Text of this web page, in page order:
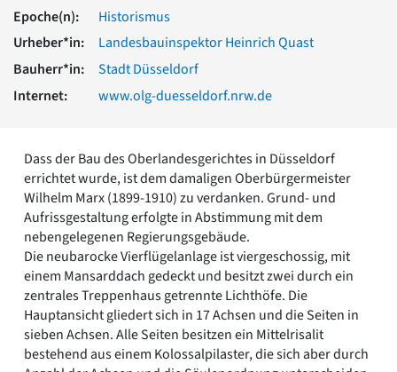
Romanik
Vorromanik
Römische Antike
Über uns
Über baukunst-nrw
Kontakt
Impressum
Datenschutz
Suchbegriff eingeben
Epoche(n):
Historismus
Urheber*in:
Landesbauinspektor Heinrich Quast
Bauherr*in:
Stadt Düsseldorf
Internet:
www.olg-duesseldorf.nrw.de
Dass der Bau des Oberlandesgerichtes in Düsseldorf
errichtet wurde, ist dem damaligen Oberbürgermeister
Wilhelm Marx (1899-1910) zu verdanken. Grund- und
Aufrissgestaltung erfolgte in Abstimmung mit dem
nebengelegenen Regierungsgebäude.
Die neubarocke Vierflügelanlage ist viergeschossig, mit
einem Mansarddach gedeckt und besitzt zwei durch ein
zentrales Treppenhaus getrennte Lichthöfe. Die
Hauptansicht gliedert sich in 17 Achsen und die Seiten in
sieben Achsen. Alle Seiten besitzen ein Mittelrisalit
bestehend aus einem Kolossalpilaster, die sich aber durch